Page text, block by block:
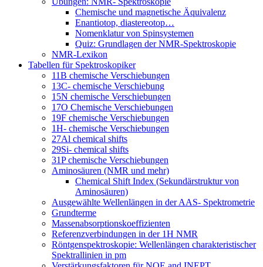
Chemische und magnetische Äquivalenz
Enantiotop, diastereotop…
Nomenklatur von Spinsystemen
Quiz: Grundlagen der NMR-Spektroskopie
NMR-Lexikon
Tabellen für Spektroskopiker
11B chemische Verschiebungen
13C- chemische Verschiebung
15N chemische Verschiebungen
17O Chemische Verschiebungen
19F chemische Verschiebungen
1H- chemische Verschiebungen
27Al chemical shifts
29Si- chemical shifts
31P chemische Verschiebungen
Aminosäuren (NMR und mehr)
Chemical Shift Index (Sekundärstruktur von
Aminosäuren)
Ausgewählte Wellenlängen in der AAS- Spektrometrie
Grundterme
Massenabsorptionskoeffizienten
Referenzverbindungen in der 1H NMR
Röntgenspektroskopie: Wellenlängen charakteristischer
Spektrallinien in pm